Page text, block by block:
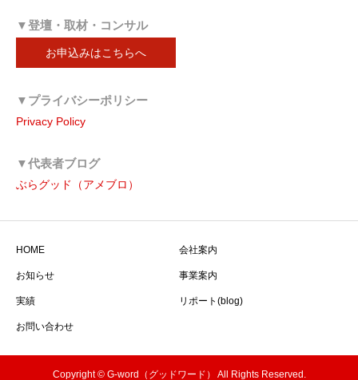
▼登壇・取材・コンサル
お申込みはこちらへ
▼プライバシーポリシー
Privacy Policy
▼代表者ブログ
ぶらグッド（アメブロ）
HOME 会社案内
お知らせ 事業案内
実績 リポート(blog)
お問い合わせ
Copyright © G-word（グッドワード） All Rights Reserved.